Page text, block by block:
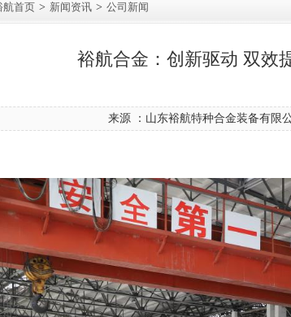
航首页 > 新闻资讯 > 公司新闻
裕航合金：创新驱动 双效
来源 ：山东裕航特种合金装备有